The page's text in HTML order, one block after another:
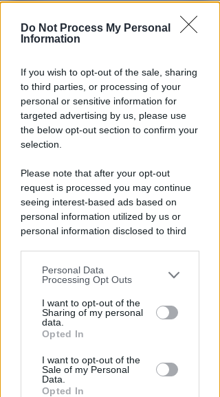
Do Not Process My Personal
Information
If you wish to opt-out of the sale, sharing
to third parties, or processing of your
personal or sensitive information for
targeted advertising by us, please use
the below opt-out section to confirm your
selection.
Please note that after your opt-out
request is processed you may continue
seeing interest-based ads based on
personal information utilized by us or
personal information disclosed to third
You may separately opt-out of the further
disclosure of your personal information
by third parties on the IAB’s list of
downstream participants.
by us to third parties on the IAB’s List of
Downstream Participants that may
further disclose it to other third parties.
Personal Data
Processing Opt Outs
I want to opt-out of the
Sharing of my personal
data.
Opted In
I want to opt-out of the
Sale of my Personal
Data.
Opted In
PIAZZA TRE MARTIRI
Aspettando papa Leone, una
ligaza in piazza Tre Martiri
COSTO DI 392 MILA EURO
San Giuliano: ok al progetto per
il nuovo capanno e la
passeggiata sul fiume
Redazione